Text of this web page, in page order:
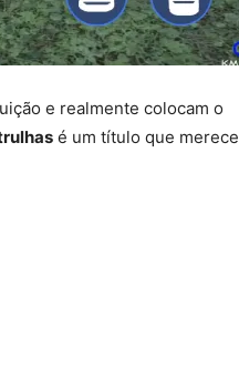
e realmente colocam o
é um título que merece